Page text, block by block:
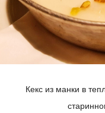
Кекс из манки в